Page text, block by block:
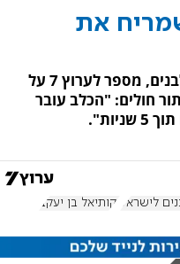
את
יקותיאל בן יעקב, מנהל יחידת הכלבנים, מספר לערוץ 7 על
חולים: "הכלב עובר
לישראל יקותיאל בן יעקב